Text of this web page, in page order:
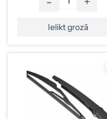
Ielikt grozā